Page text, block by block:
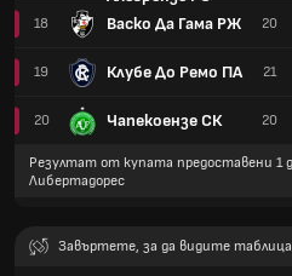
18 Васко Да Гама РЖ
19 Клубе До Ремо ПА
20 Чапекоензе СК
20
21
20
Резултат от купата предоставени 1
Либертадорес
Завъртете, за да видите